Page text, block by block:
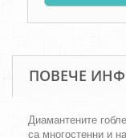
ПОВЕЧЕ
Диамантените
са многостенни и